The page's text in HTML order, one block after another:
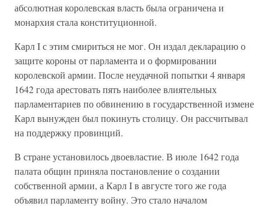
абсолютная королевская власть была ограничена и
монархия стала конституционной.
Карл I с этим смириться не мог. Он издал декларацию о
защите короны от парламента и о формировании
королевской армии. После неудачной попытки 4 января
1642 года арестовать пять наиболее влиятельных
парламентариев по обвинению в государственной измене
Карл вынужден был покинуть столицу. Он рассчитывал
на поддержку провинций.
В стране установилось двоевластие. В июле 1642 года
палата общин приняла постановление о создании
собственной армии, а Карл I в августе того же года
объявил парламенту войну. Это стало началом